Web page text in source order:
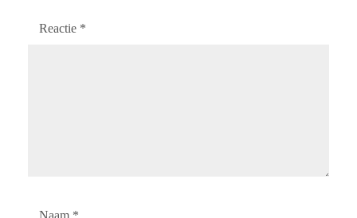
Reactie *
Naam *